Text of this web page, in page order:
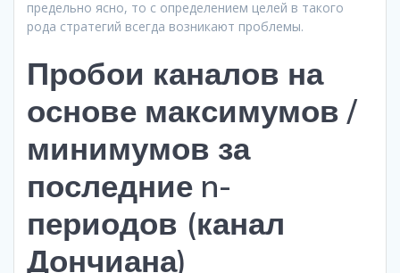
предельно ясно, то с определением целей в такого
рода стратегий всегда возникают проблемы.
Пробои каналов на
основе максимумов /
минимумов за
последние n-
периодов (канал
Дончиана)